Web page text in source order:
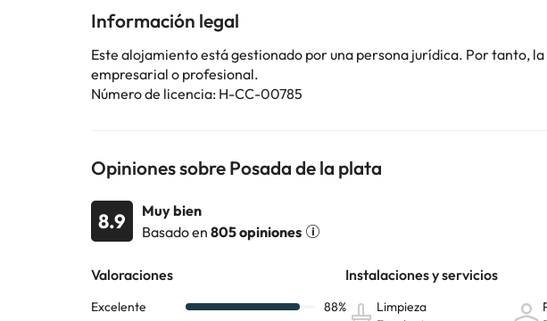
Algunos de los servicios detallados pueden ser de pago. Puedes consultar
Información legal
Este alojamiento está gestionado por una persona jurídica. Por tanto,
empresarial o profesional.
Número de licencia: H-CC-00785
Opiniones sobre Posada de la plata
8.9
Muy bien
Basado en 805 opiniones